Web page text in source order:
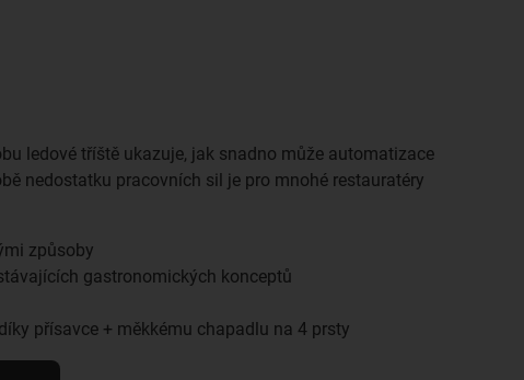
ledové tříště ukazuje, jak snadno může automatizace
nedostatku pracovních sil je pro mnohé restauratéry
způsoby
gastronomických konceptů
přísavce + měkkému chapadlu na 4 prsty